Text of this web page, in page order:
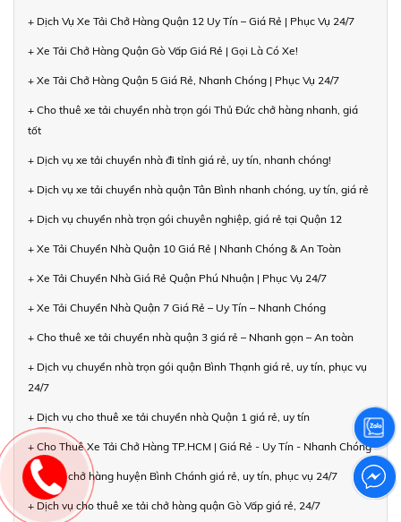
+ Dịch Vụ Xe Tải Chở Hàng Quận 12 Uy Tín – Giá Rẻ | Phục Vụ 24/7
+ Xe Tải Chở Hàng Quận Gò Vấp Giá Rẻ | Gọi Là Có Xe!
+ Xe Tải Chở Hàng Quận 5 Giá Rẻ, Nhanh Chóng | Phục Vụ 24/7
+ Cho thuê xe tải chuyển nhà trọn gói Thủ Đức chở hàng nhanh, giá
tốt
+ Dịch vụ xe tải chuyển nhà đi tỉnh giá rẻ, uy tín, nhanh chóng!
+ Dịch vụ xe tải chuyển nhà quận Tân Bình nhanh chóng, uy tín, giá rẻ
+ Dịch vụ chuyển nhà trọn gói chuyên nghiệp, giá rẻ tại Quận 12
+ Xe Tải Chuyển Nhà Quận 10 Giá Rẻ | Nhanh Chóng & An Toàn
+ Xe Tải Chuyển Nhà Giá Rẻ Quận Phú Nhuận | Phục Vụ 24/7
+ Xe Tải Chuyển Nhà Quận 7 Giá Rẻ – Uy Tín – Nhanh Chóng
+ Cho thuê xe tải chuyển nhà quận 3 giá rẻ – Nhanh gọn – An toàn
+ Dịch vụ chuyển nhà trọn gói quận Bình Thạnh giá rẻ, uy tín, phục vụ
24/7
+ Dịch vụ cho thuê xe tải chuyển nhà Quận 1 giá rẻ, uy tín
+ Cho Thuê Xe Tải Chở Hàng TP.HCM | Giá Rẻ - Uy Tín - Nhanh Chóng
+ Xe tải chở hàng huyện Bình Chánh giá rẻ, uy tín, phục vụ 24/7
+ Dịch vụ cho thuê xe tải chở hàng quận Gò Vấp giá rẻ, 24/7